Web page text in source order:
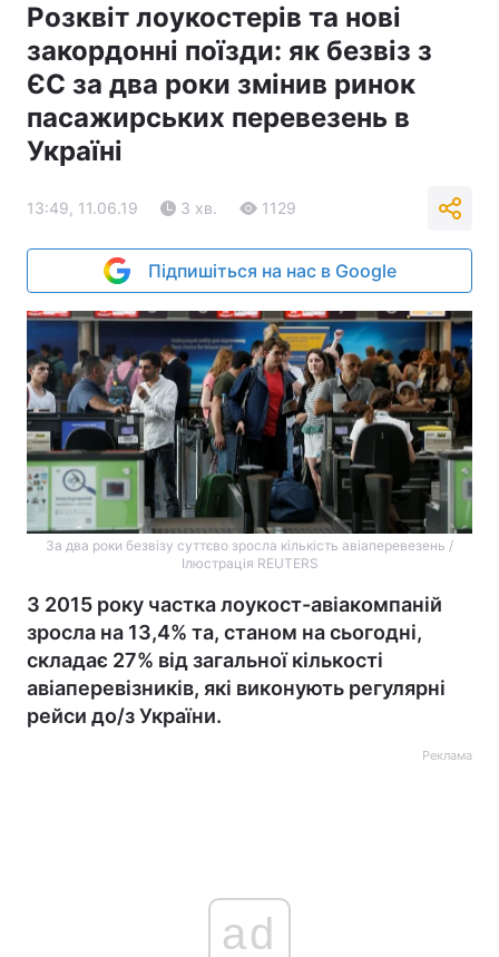
Розквіт лоукостерів та нові
закордонні поїзди: як безвіз з
ЄС за два роки змінив ринок
пасажирських перевезень в
Україні
13:49, 11.06.19 3 хв. 1129
Підпишіться на нас в Google
За два роки безвізу суттєво зросла кількість авіаперевезень /
Ілюстрація REUTERS
З 2015 року частка лоукост-авіакомпаній
зросла на 13,4% та, станом на сьогодні,
складає 27% від загальної кількості
авіаперевізників, які виконують регулярні
рейси до/з України.
Реклама
ad